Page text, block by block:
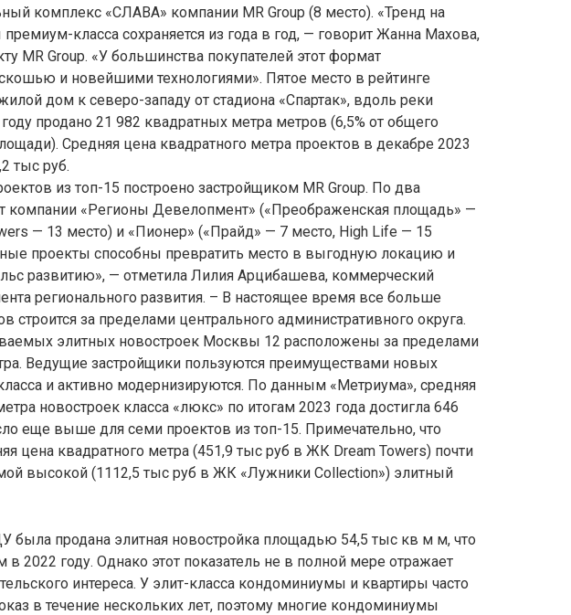
комплекс «СЛАВА» компании MR Group (8 место). «Тренд на
класса сохраняется из года в год, — говорит Жанна Махова,
MR Group. «У большинства покупателей этот формат
и новейшими технологиями». Пятое место в рейтинге
дом к северо-западу от стадиона «Спартак», вдоль реки
продано 21 982 квадратных метра метров (6,5% от общего
Средняя цена квадратного метра проектов в декабре 2023
тыс руб.
из топ-15 построено застройщиком MR Group. По два
компании «Регионы Девелопмент» («Преображенская площадь» —
— 13 место) и «Пионер» («Прайд» — 7 место, High Life — 15
проекты способны превратить место в выгодную локацию и
развитию», — отметила Лилия Арцибашева, коммерческий
регионального развития. – В настоящее время все больше
строится за пределами центрального административного округа.
элитных новостроек Москвы 12 расположены за пределами
Ведущие застройщики пользуются преимуществами новых
и активно модернизируются. По данным «Метриума», средняя
новостроек класса «люкс» по итогам 2023 года достигла 646
еще выше для семи проектов из топ-15. Примечательно, что
цена квадратного метра (451,9 тыс руб в ЖК Dream Towers) почти
высокой (1112,5 тыс руб в ЖК «Лужники Collection») элитный
была продана элитная новостройка площадью 54,5 тыс кв м м, что
в 2022 году. Однако этот показатель не в полной мере отражает
интереса. У элит-класса кондоминиумы и квартиры часто
в течение нескольких лет, поэтому многие кондоминиумы